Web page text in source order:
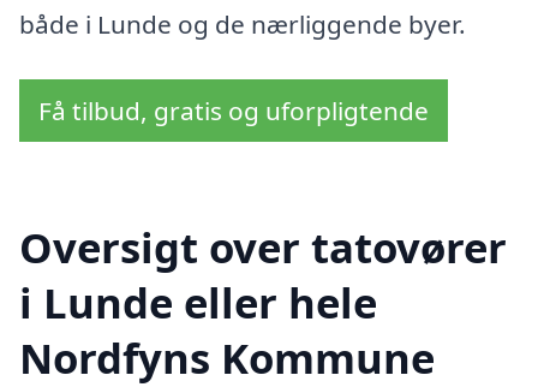
både i Lunde og de nærliggende byer.
Få tilbud, gratis og uforpligtende
Oversigt over tatovører
i Lunde eller hele
Nordfyns Kommune